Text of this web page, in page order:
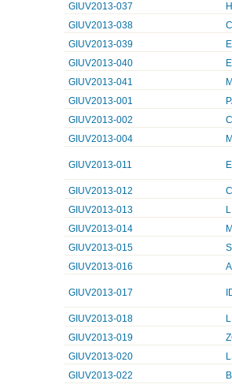
GIUV2013-037
GIUV2013-038
GIUV2013-039
GIUV2013-040
GIUV2013-041
GIUV2013-001
GIUV2013-002
GIUV2013-004
GIUV2013-011
GIUV2013-012
GIUV2013-013
GIUV2013-014
GIUV2013-015
GIUV2013-016
GIUV2013-017
GIUV2013-018
GIUV2013-019
GIUV2013-020
GIUV2013-022